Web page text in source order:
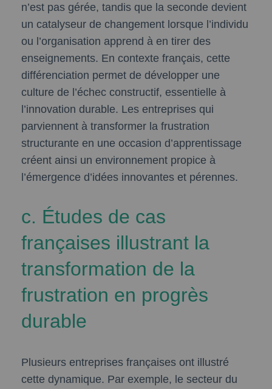
n’est pas gérée, tandis que la seconde devient
un catalyseur de changement lorsque l’individu
ou l’organisation apprend à en tirer des
enseignements. En contexte français, cette
différenciation permet de développer une
culture de l’échec constructif, essentielle à
l’innovation durable. Les entreprises qui
parviennent à transformer la frustration
structurante en une occasion d’apprentissage
créent ainsi un environnement propice à
l’émergence d’idées innovantes et pérennes.
c. Études de cas
françaises illustrant la
transformation de la
frustration en progrès
durable
Plusieurs entreprises françaises ont illustré
cette dynamique. Par exemple, le secteur du